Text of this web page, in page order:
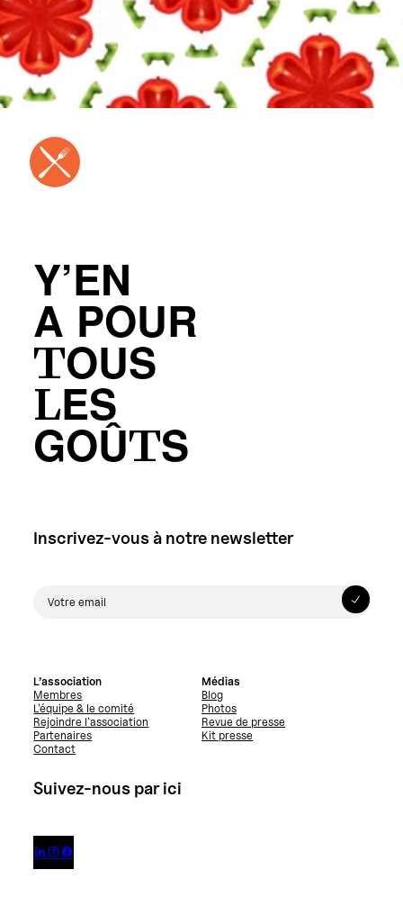
Y’EN
A POUR
TOUS
LES
GOÛTS
Inscrivez-vous à notre newsletter
L’association
Membres
L’équipe & le comité
Rejoindre l’association
Partenaires
Contact
Médias
Blog
Photos
Revue de presse
Kit presse
Suivez-nous par ici
  